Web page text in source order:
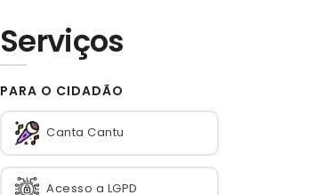
Serviços
PARA O CIDADÃO
Canta Cantu
Acesso a LGPD